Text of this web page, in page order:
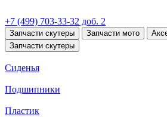
+7 (499) 703-33-32 доб. 2
Запчасти скутеры Запчасти мото
Запчасти скутеры
Сиденья
Подшипники
Пластик